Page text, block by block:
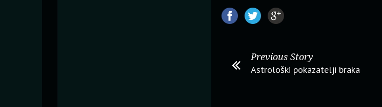
Previous Story
Astrološki pokazatelji braka